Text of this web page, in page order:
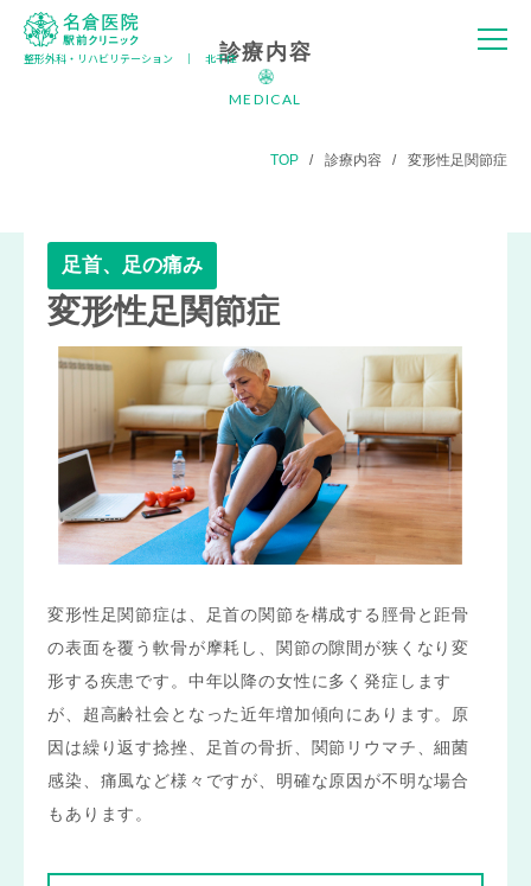
名倉医院 駅
整形外科・リハビリテーション │ 北千住診療内容
MEDICAL
TOP 診療内容 変形性足関節症
足首、足の痛み
変形性足関節症
変形性足関節症は、足首の関節を構成する脛骨と距骨
の表面を覆う軟骨が摩耗し、関節の隙間が狭くなり変
形する疾患です。中年以降の女性に多く発症します
が、超高齢社会となった近年増加傾向にあります。原
因は繰り返す捻挫、足首の骨折、関節リウマチ、細菌
感染、痛風など様々ですが、明確な原因が不明な場合
もあります。